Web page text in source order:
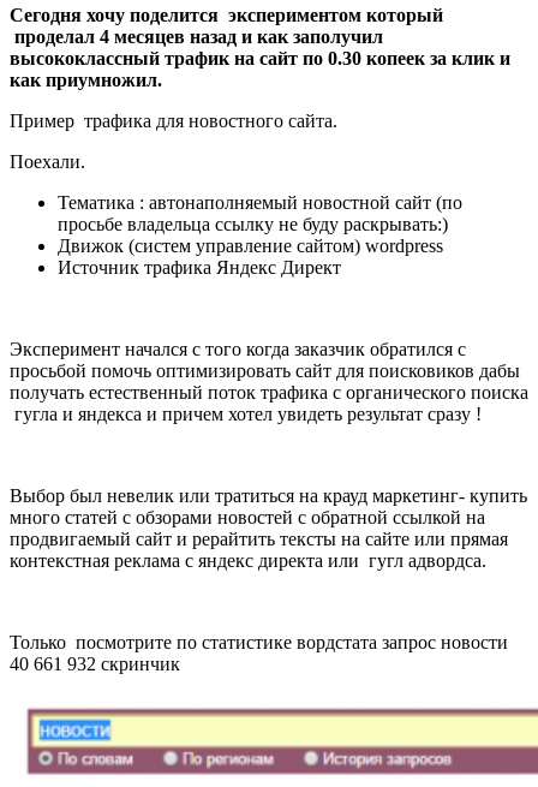
Сегодня хочу поделится экспериментом который
проделал 4 месяцев назад и как заполучил
высококлассный трафик на сайт по 0.30 копеек за клик и
как приумножил.
Пример трафика для новостного сайта.
Поехали.
Тематика : автонаполняемый новостной сайт (по
просьбе владельца ссылку не буду раскрывать:)
Движок (систем управление сайтом) wordpress
Источник трафика Яндекс Директ
Эксперимент начался с того когда заказчик обратился с
просьбой помочь оптимизировать сайт для поисковиков дабы
получать естественный поток трафика с органического поиска
гугла и яндекса и причем хотел увидеть результат сразу !
Выбор был невелик или тратиться на крауд маркетинг- купить
много статей с обзорами новостей с обратной ссылкой на
продвигаемый сайт и рерайтить тексты на сайте или прямая
контекстная реклама с яндекс директа или гугл адвордса.
Только посмотрите по статистике вордстата запрос новости
40 661 932 скринчик